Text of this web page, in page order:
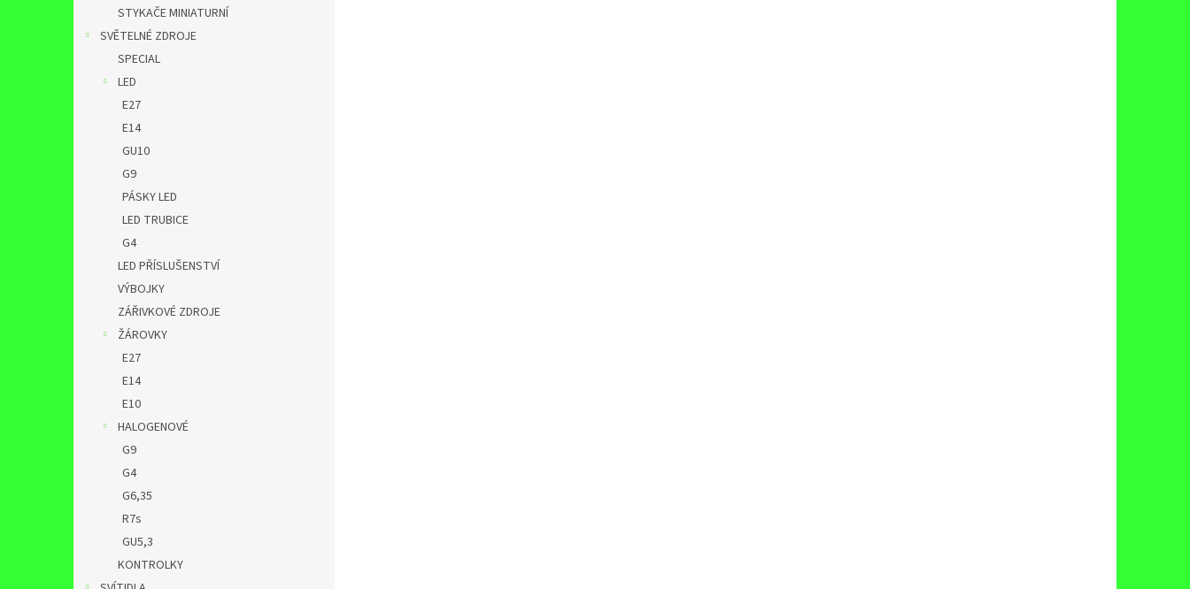
STYKAČE MINIATURNÍ
SVĚTELNÉ ZDROJE
SPECIAL
LED
E27
E14
GU10
G9
PÁSKY LED
LED TRUBICE
G4
LED PŘÍSLUŠENSTVÍ
VÝBOJKY
ZÁŘIVKOVÉ ZDROJE
ŽÁROVKY
E27
E14
E10
HALOGENOVÉ
G9
G4
G6,35
R7s
GU5,3
KONTROLKY